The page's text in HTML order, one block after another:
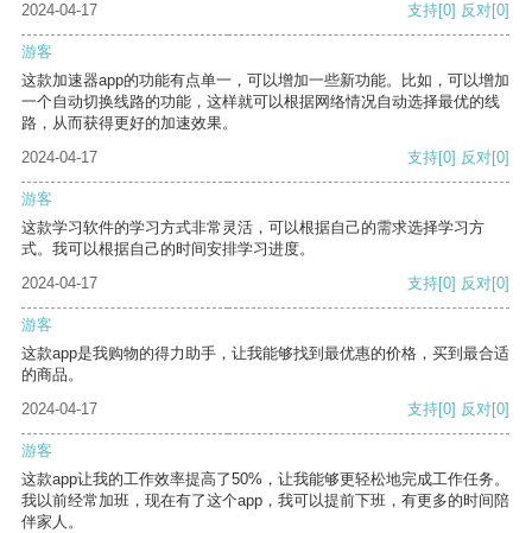
2024-04-17 支持[0] 反对[0]
游客
这款加速器app的功能有点单一，可以增加一些新功能。比如，可以增加
一个自动切换线路的功能，这样就可以根据网络情况自动选择最优的线
路，从而获得更好的加速效果。
2024-04-17
支持[0] 反对[0]
游客
这款学习软件的学习方式非常灵活，可以根据自己的需求选择学习方
式。我可以根据自己的时间安排学习进度。
2024-04-17
支持[0] 反对[0]
游客
这款app是我购物的得力助手，让我能够找到最优惠的价格，买到最合适
的商品。
2024-04-17
支持[0] 反对[0]
游客
这款app让我的工作效率提高了50%，让我能够更轻松地完成工作任务。
我以前经常加班，现在有了这个app，我可以提前下班，有更多的时间陪
伴家人。